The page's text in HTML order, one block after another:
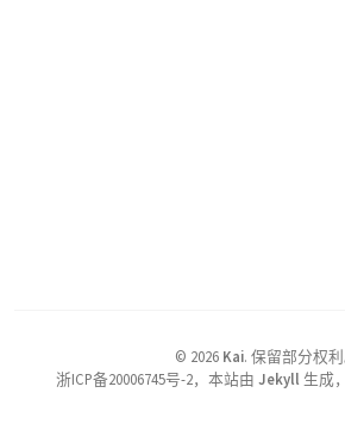
© 2026 Kai. 保留部分权利
浙ICP备20006745号-2，本站由 Jekyll 生成